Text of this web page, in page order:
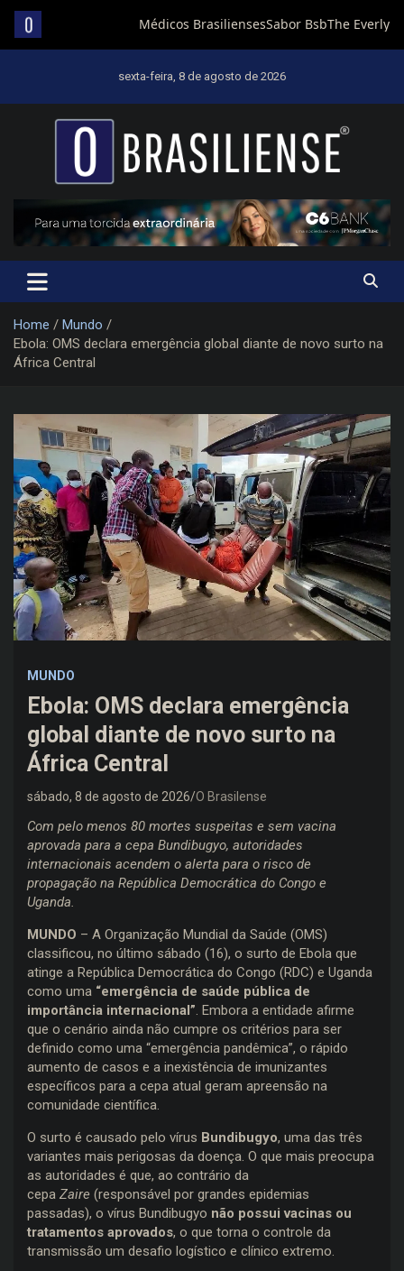
sexta-feira, 8 de agosto de 2026
Um diário de notícias que trabalha por Brasília
Home
Mundo
Ebola: OMS declara emergência global diante de novo surto na
África Central
MUNDO
Ebola: OMS declara emergência
global diante de novo surto na
África Central
sábado, 8 de agosto de 2026 O Brasilense
Com pelo menos 80 mortes suspeitas e sem vacina
aprovada para a cepa Bundibugyo, autoridades
internacionais acendem o alerta para o risco de
propagação na República Democrática do Congo e
Uganda.
MUNDO – A Organização Mundial da Saúde (OMS)
classificou, no último sábado (16), o surto de Ebola que
atinge a República Democrática do Congo (RDC) e Uganda
como uma “emergência de saúde pública de
importância internacional”. Embora a entidade afirme
que o cenário ainda não cumpre os critérios para ser
definido como uma “emergência pandêmica”, o rápido
aumento de casos e a inexistência de imunizantes
específicos para a cepa atual geram apreensão na
comunidade científica.
O surto é causado pelo vírus Bundibugyo, uma das três
variantes mais perigosas da doença. O que mais preocupa
as autoridades é que, ao contrário da
cepa Zaire (responsável por grandes epidemias
passadas), o vírus Bundibugyo não possui vacinas ou
tratamentos aprovados, o que torna o controle da
transmissão um desafio logístico e clínico extremo.